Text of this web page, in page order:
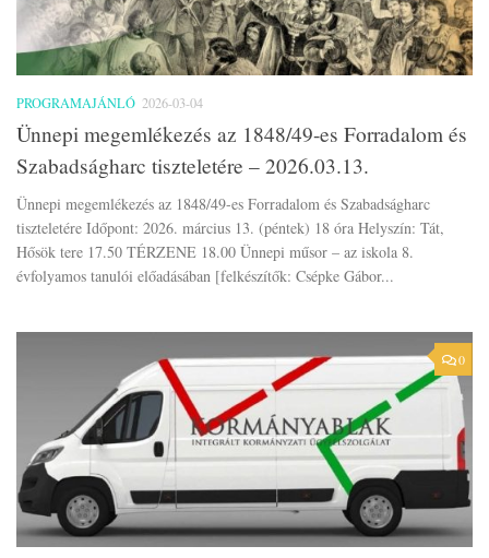
PROGRAMAJÁNLÓ 2026-03-04
Ünnepi megemlékezés az 1848/49-es Forradalom és
Szabadságharc tiszteletére – 2026.03.13.
Ünnepi megemlékezés az 1848/49-es Forradalom és Szabadságharc
tiszteletére Időpont: 2026. március 13. (péntek) 18 óra Helyszín: Tát,
Hősök tere 17.50 TÉRZENE 18.00 Ünnepi műsor – az iskola 8.
évfolyamos tanulói előadásában [felkészítők: Csépke Gábor...
0